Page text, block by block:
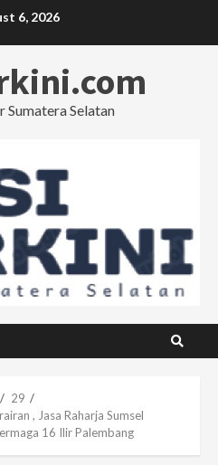
6, 2026
Sumatera Selatan
29
, Jasa Raharja Sumsel
16 Ilir Palembang